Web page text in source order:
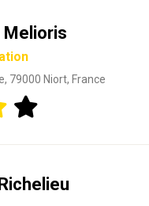
Melioris
79000 Niort, France